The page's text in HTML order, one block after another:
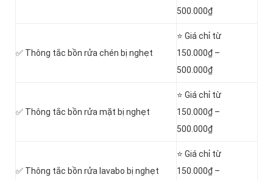
500.000₫
✅ Thông tắc bồn rửa chén bị nghẹt
⭐ Giá chỉ từ
150.000₫ –
500.000₫
✅ Thông tắc bồn rửa mặt bị nghẹt
⭐ Giá chỉ từ
150.000₫ –
500.000₫
✅ Thông tắc bồn rửa lavabo bị nghẹt
⭐ Giá chỉ từ
150.000₫ –